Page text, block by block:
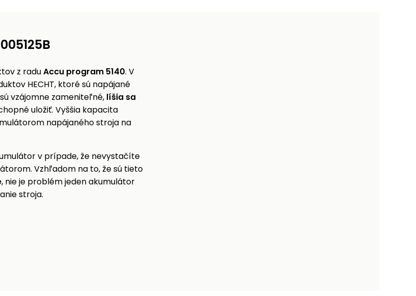
z raduAccu program 5140. V
HECHT, ktoré sú napájané
vzájomne zameniteľné, líšia sa
uložiť. Vyššia kapacita
napájaného stroja na
v prípade, že nevystačíte
Vzhľadom na to, že sú tieto
, nie je problém jeden akumulátor
stroja.